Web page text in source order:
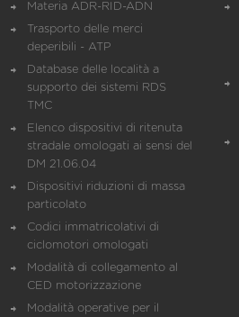
Materia ADR-RID-ADN
Trasporto delle merci
deperibili - ATP
Database delle località a
supporto dei sistemi RDS
TMC
Elenco dispositivi di ritenuta
stradale omologati ai sensi del
DM 21.06.04
Dispositivi riduzioni di massa
particolato
Codici immatricolativi di
ciclomotori omologati
Modalità di collegamento al
CED motorizzazione
Modalità operative per il